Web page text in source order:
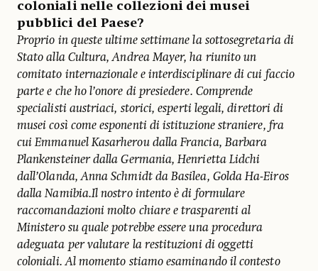
coloniali nelle collezioni dei musei
pubblici del Paese?
Proprio in queste ultime settimane la sottosegretaria di
Stato alla Cultura, Andrea Mayer, ha riunito un
comitato internazionale e interdisciplinare di cui faccio
parte e che ho l’onore di presiedere. Comprende
specialisti austriaci, storici, esperti legali, direttori di
musei così come esponenti di istituzione straniere, fra
cui Emmanuel Kasarherou dalla Francia, Barbara
Plankensteiner dalla Germania, Henrietta Lidchi
dall’Olanda, Anna Schmidt da Basilea, Golda Ha-Eiros
dalla Namibia.Il nostro intento è di formulare
raccomandazioni molto chiare e trasparenti al
Ministero su quale potrebbe essere una procedura
adeguata per valutare la restituzioni di oggetti
coloniali. Al momento stiamo esaminando il contesto